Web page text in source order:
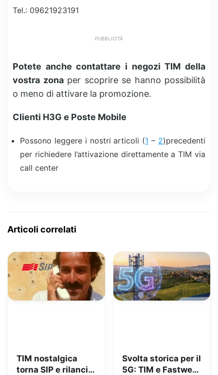
Tel.: 09621923191
PUBBLICITÀ
Potete anche contattare i negozi TIM della
vostra zonaper scoprire se hanno possibilità
o meno di attivare la promozione.
Clienti H3G e Poste Mobile
Possono leggere i nostri articoli (1 – 2)precedenti
per richiedere l’attivazione direttamente a TIM via
call center
Articoli correlati
TIM nostalgica
torna SIP e rilancia
Svolta storica per il
5G: TIM e Fastweb